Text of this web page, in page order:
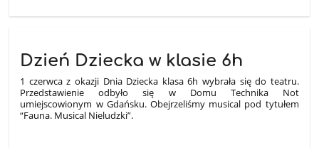
Dzień Dziecka w klasie 6h
1 czerwca z okazji Dnia Dziecka klasa 6h wybrała się do teatru.
Przedstawienie odbyło się w Domu Technika Not
umiejscowionym w Gdańsku. Obejrzeliśmy musical pod tytułem
“Fauna. Musical Nieludzki”.